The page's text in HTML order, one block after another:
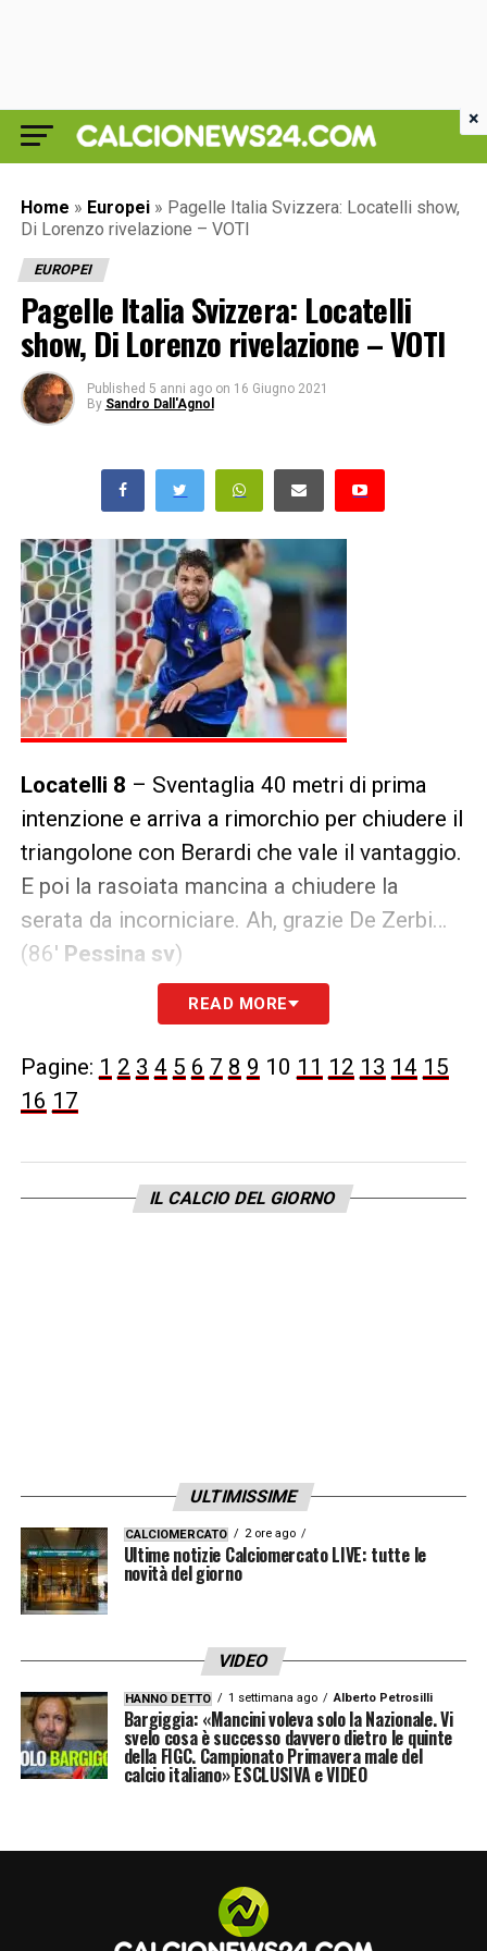
Home » Europei » Pagelle Italia Svizzera: Locatelli show,
Di Lorenzo rivelazione – VOTI
EUROPEI
Pagelle Italia Svizzera: Locatelli
show, Di Lorenzo rivelazione – VOTI
Published 5 anni ago on 16 Giugno 2021
By Sandro Dall'Agnol
Locatelli 8 – Sventaglia 40 metri di prima
intenzione e arriva a rimorchio per chiudere il
triangolone con Berardi che vale il vantaggio.
E poi la rasoiata mancina a chiudere la
serata da incorniciare. Ah, grazie De Zerbi…
(86′ Pessina sv)
LA PLAYLIST DELLE NOSTRE TOP NEWS
READ MORE
Pagine: 1 2 3 4 5 6 7 8 9 10 11 12 13 14 15
16 17
IL CALCIO DEL GIORNO
ULTIMISSIME
CALCIOMERCATO 2 ore ago
Ultime notizie Calciomercato LIVE: tutte le
novità del giorno
VIDEO
HANNO DETTO 1 settimana ago Alberto Petrosilli
Bargiggia: «Mancini voleva solo la Nazionale. Vi
svelo cosa è successo davvero dietro le quinte
della FIGC. Campionato Primavera male del
calcio italiano» ESCLUSIVA e VIDEO
×